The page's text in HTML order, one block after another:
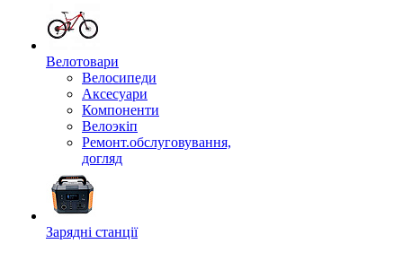
Велотовари
Велосипеди
Аксесуари
Компоненти
Велоэкіп
Ремонт.обслуговування,
догляд
Зарядні станції